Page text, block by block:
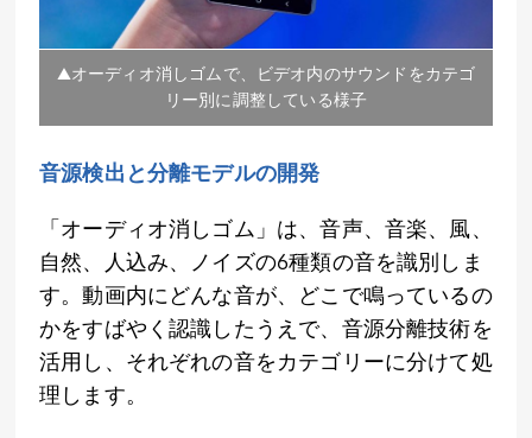
▲オーディオ消しゴムで、ビデオ内のサウンドをカテゴ
リー別に調整している様子
音源検出と分離モデルの開発
「オーディオ消しゴム」は、音声、音楽、風、
自然、人込み、ノイズの6種類の音を識別しま
す。動画内にどんな音が、どこで鳴っているの
かをすばやく認識したうえで、音源分離技術を
活用し、それぞれの音をカテゴリーに分けて処
理します。